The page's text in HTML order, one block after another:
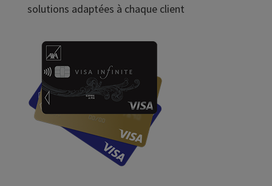
solutions adaptées à chaque client